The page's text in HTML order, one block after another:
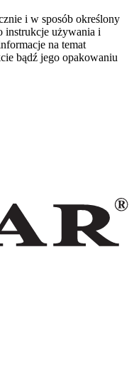
i w sposób określony
instrukcje używania i
na temat
bądź jego opakowaniu